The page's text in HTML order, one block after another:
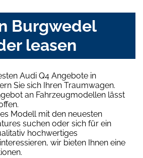
Burgwedel
leasen
Audi Q4 Angebote in
Sie sich Ihren Traumwagen.
an Fahrzeugmodellen lässt
Modell mit den neuesten
suchen oder sich für ein
hochwertiges
wir bieten Ihnen eine